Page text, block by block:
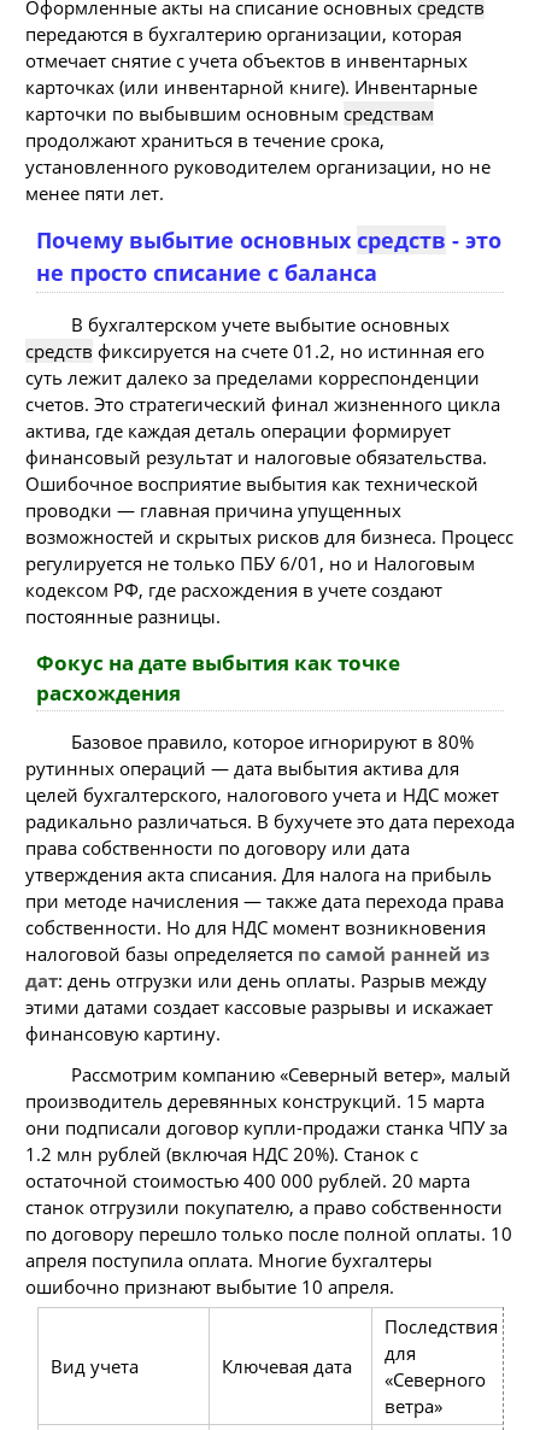
Оформленные акты на списание основных средств
передаются в бухгалтерию организации, которая
отмечает снятие с учета объектов в инвентарных
карточках (или инвентарной книге). Инвентарные
карточки по выбывшим основным средствам
продолжают храниться в течение срока,
установленного руководителем организации, но не
менее пяти лет.
Почему выбытие основных средств - это
не просто списание с баланса
В бухгалтерском учете выбытие основных
средств фиксируется на счете 01.2, но истинная его
суть лежит далеко за пределами корреспонденции
счетов. Это стратегический финал жизненного цикла
актива, где каждая деталь операции формирует
финансовый результат и налоговые обязательства.
Ошибочное восприятие выбытия как технической
проводки — главная причина упущенных
возможностей и скрытых рисков для бизнеса. Процесс
регулируется не только ПБУ 6/01, но и Налоговым
кодексом РФ, где расхождения в учете создают
постоянные разницы.
Фокус на дате выбытия как точке
расхождения
Базовое правило, которое игнорируют в 80%
рутинных операций — дата выбытия актива для
целей бухгалтерского, налогового учета и НДС может
радикально различаться. В бухучете это дата перехода
права собственности по договору или дата
утверждения акта списания. Для налога на прибыль
при методе начисления — также дата перехода права
собственности. Но для НДС момент возникновения
налоговой базы определяется по самой ранней из
дат: день отгрузки или день оплаты. Разрыв между
этими датами создает кассовые разрывы и искажает
финансовую картину.
Рассмотрим компанию «Северный ветер», малый
производитель деревянных конструкций. 15 марта
они подписали договор купли-продажи станка ЧПУ за
1.2 млн рублей (включая НДС 20%). Станок с
остаточной стоимостью 400 000 рублей. 20 марта
станок отгрузили покупателю, а право собственности
по договору перешло только после полной оплаты. 10
апреля поступила оплата. Многие бухгалтеры
ошибочно признают выбытие 10 апреля.
Вид учета Ключевая дата
Последствия
для
«Северного
ветра»